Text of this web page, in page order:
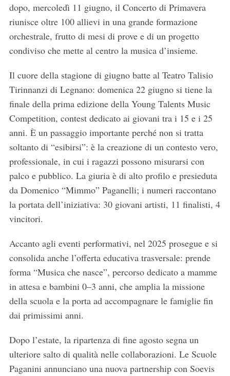
dopo, mercoledì 11 giugno, il Concerto di Primavera
riunisce oltre 100 allievi in una grande formazione
orchestrale, frutto di mesi di prove e di un progetto
condiviso che mette al centro la musica d’insieme.
Il cuore della stagione di giugno batte al Teatro Talisio
Tirinnanzi di Legnano: domenica 22 giugno si tiene la
finale della prima edizione della Young Talents Music
Competition, contest dedicato ai giovani tra i 15 e i 25
anni. È un passaggio importante perché non si tratta
soltanto di “esibirsi”: è la creazione di un contesto vero,
professionale, in cui i ragazzi possono misurarsi con
palco e pubblico. La giuria è di alto profilo e presieduta
da Domenico “Mimmo” Paganelli; i numeri raccontano
la portata dell’iniziativa: 30 giovani artisti, 11 finalisti, 4
vincitori.
Accanto agli eventi performativi, nel 2025 prosegue e si
consolida anche l’offerta educativa trasversale: prende
forma “Musica che nasce”, percorso dedicato a mamme
in attesa e bambini 0–3 anni, che amplia la missione
della scuola e la porta ad accompagnare le famiglie fin
dai primissimi anni.
Dopo l’estate, la ripartenza di fine agosto segna un
ulteriore salto di qualità nelle collaborazioni. Le Scuole
Paganini annunciano una nuova partnership con Soevis
S
a
c
h